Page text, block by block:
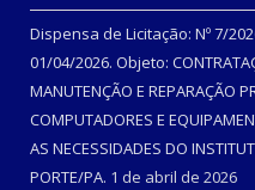
Dispensa de Licitação: Nº 7/
01/04/2026. Objeto:
MANUTENÇÃO E REPARAÇÃO
COMPUTADORES E
AS NECESSIDADES DO
PORTE/PA. 1 de abril de 2026